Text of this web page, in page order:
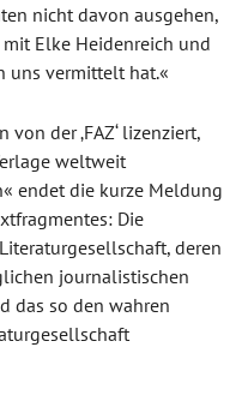
nicht davon ausgehen,
mit Elke Heidenreich und
uns vermittelt hat.«
der ‚FAZ‘ lizenziert,
weltweit
endet die kurze Meldung
Die
deren
journalistischen
das so den wahren